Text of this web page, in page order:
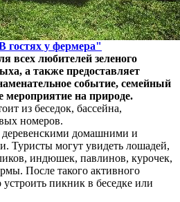
гостях у фермера"
всех любителей зеленого
а также предоставляет
событие, семейный
мероприятие на природе.
из беседок, бассейна,
номеров.
деревенскими домашними и
Туристы могут увидеть лошадей,
индюшек, павлинов, курочек,
После такого активного
пикник в беседке или